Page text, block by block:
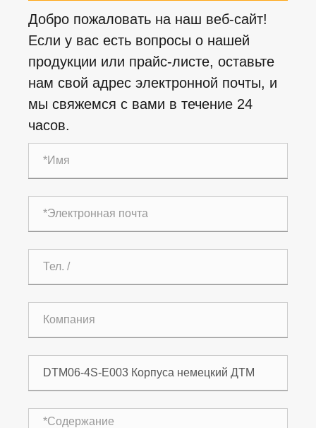
Добро пожаловать на наш веб-сайт!
Если у вас есть вопросы о нашей
продукции или прайс-листе, оставьте
нам свой адрес электронной почты, и
мы свяжемся с вами в течение 24
часов.